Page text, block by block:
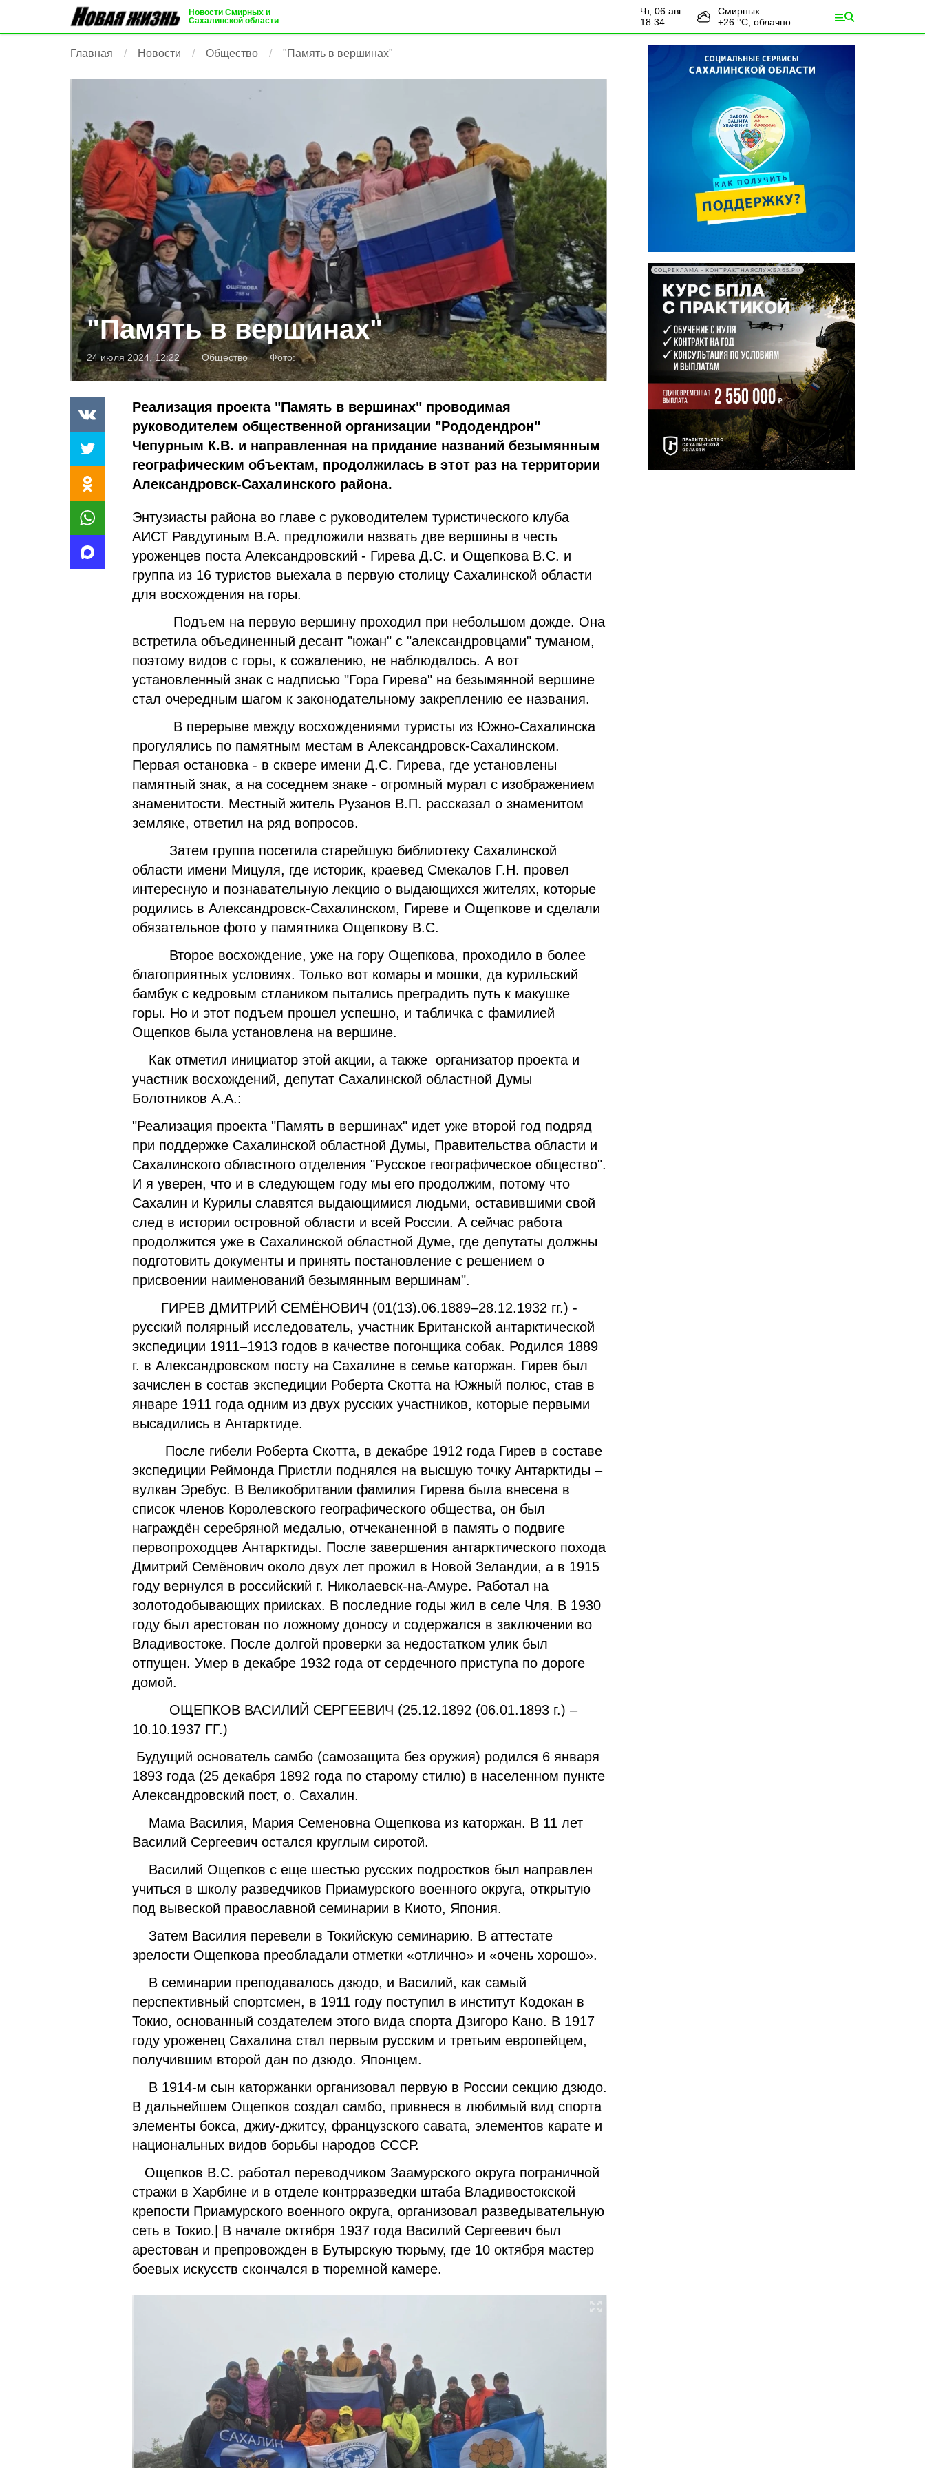
Новости Смирных и
Сахалинской области
чт, 06 авг.
18:34
Смирных
+26 °С, облачно
Главная Новости Общество "Память в вершинах"
"Память в вершинах"
24 июля 2024, 12:22 Общество Фото:
Реализация проекта "Память в вершинах" проводимая
руководителем общественной организации "Рододендрон"
Чепурным К.В. и направленная на придание названий безымянным
географическим объектам, продолжилась в этот раз на территории
Александровск-Сахалинского района.
Энтузиасты района во главе с руководителем туристического клуба
АИСТ Равдугиным В.А. предложили назвать две вершины в честь
уроженцев поста Александровский - Гирева Д.С. и Ощепкова В.С. и
группа из 16 туристов выехала в первую столицу Сахалинской области
для восхождения на горы.
Подъем на первую вершину проходил при небольшом дожде. Она
встретила объединенный десант "южан" с "александровцами" туманом,
поэтому видов с горы, к сожалению, не наблюдалось. А вот
установленный знак с надписью "Гора Гирева" на безымянной вершине
стал очередным шагом к законодательному закреплению ее названия.
В перерыве между восхождениями туристы из Южно-Сахалинска
прогулялись по памятным местам в Александровск-Сахалинском.
Первая остановка - в сквере имени Д.С. Гирева, где установлены
памятный знак, а на соседнем знаке - огромный мурал с изображением
знаменитости. Местный житель Рузанов В.П. рассказал о знаменитом
земляке, ответил на ряд вопросов.
Затем группа посетила старейшую библиотеку Сахалинской
области имени Мицуля, где историк, краевед Смекалов Г.Н. провел
интересную и познавательную лекцию о выдающихся жителях, которые
родились в Александровск-Сахалинском, Гиреве и Ощепкове и сделали
обязательное фото у памятника Ощепкову В.С.
Второе восхождение, уже на гору Ощепкова, проходило в более
благоприятных условиях. Только вот комары и мошки, да курильский
бамбук с кедровым стлаником пытались преградить путь к макушке
горы. Но и этот подъем прошел успешно, и табличка с фамилией
Ощепков была установлена на вершине.
Как отметил инициатор этой акции, а также организатор проекта и
участник восхождений, депутат Сахалинской областной Думы
Болотников А.А.:
"Реализация проекта "Память в вершинах" идет уже второй год подряд
при поддержке Сахалинской областной Думы, Правительства области и
Сахалинского областного отделения "Русское географическое общество".
И я уверен, что и в следующем году мы его продолжим, потому что
Сахалин и Курилы славятся выдающимися людьми, оставившими свой
след в истории островной области и всей России. А сейчас работа
продолжится уже в Сахалинской областной Думе, где депутаты должны
подготовить документы и принять постановление с решением о
присвоении наименований безымянным вершинам".
ГИРЕВ ДМИТРИЙ СЕМЁНОВИЧ (01(13).06.1889–28.12.1932 гг.) -
русский полярный исследователь, участник Британской антарктической
экспедиции 1911–1913 годов в качестве погонщика собак. Родился 1889
г. в Александровском посту на Сахалине в семье каторжан. Гирев был
зачислен в состав экспедиции Роберта Скотта на Южный полюс, став в
январе 1911 года одним из двух русских участников, которые первыми
высадились в Антарктиде.
После гибели Роберта Скотта, в декабре 1912 года Гирев в составе
экспедиции Реймонда Пристли поднялся на высшую точку Антарктиды –
вулкан Эребус. В Великобритании фамилия Гирева была внесена в
список членов Королевского географического общества, он был
награждён серебряной медалью, отчеканенной в память о подвиге
первопроходцев Антарктиды. После завершения антарктического похода
Дмитрий Семёнович около двух лет прожил в Новой Зеландии, а в 1915
году вернулся в российский г. Николаевск-на-Амуре. Работал на
золотодобывающих приисках. В последние годы жил в селе Чля. В 1930
году был арестован по ложному доносу и содержался в заключении во
Владивостоке. После долгой проверки за недостатком улик был
отпущен. Умер в декабре 1932 года от сердечного приступа по дороге
домой.
ОЩЕПКОВ ВАСИЛИЙ СЕРГЕЕВИЧ (25.12.1892 (06.01.1893 г.) –
10.10.1937 ГГ.)
Будущий основатель самбо (самозащита без оружия) родился 6 января
1893 года (25 декабря 1892 года по старому стилю) в населенном пункте
Александровский пост, о. Сахалин.
Мама Василия, Мария Семеновна Ощепкова из каторжан. В 11 лет
Василий Сергеевич остался круглым сиротой.
Василий Ощепков с еще шестью русских подростков был направлен
учиться в школу разведчиков Приамурского военного округа, открытую
под вывеской православной семинарии в Киото, Япония.
Затем Василия перевели в Токийскую семинарию. В аттестате
зрелости Ощепкова преобладали отметки «отлично» и «очень хорошо».
В семинарии преподавалось дзюдо, и Василий, как самый
перспективный спортсмен, в 1911 году поступил в институт Кодокан в
Токио, основанный создателем этого вида спорта Дзигоро Кано. В 1917
году уроженец Сахалина стал первым русским и третьим европейцем,
получившим второй дан по дзюдо. Японцем.
В 1914-м сын каторжанки организовал первую в России секцию дзюдо.
В дальнейшем Ощепков создал самбо, привнеся в любимый вид спорта
элементы бокса, джиу-джитсу, французского савата, элементов карате и
национальных видов борьбы народов СССР.
Ощепков В.С. работал переводчиком Заамурского округа пограничной
стражи в Харбине и в отделе контрразведки штаба Владивостокской
крепости Приамурского военного округа, организовал разведывательную
сеть в Токио.| В начале октября 1937 года Василий Сергеевич был
арестован и препровожден в Бутырскую тюрьму, где 10 октября мастер
боевых искусств скончался в тюремной камере.
СОЦРЕКЛАМА • КОНТРАКТНАЯСЛУЖБА65.РФ